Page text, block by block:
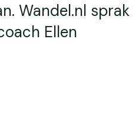
Wandel.nl sprak
Ellen